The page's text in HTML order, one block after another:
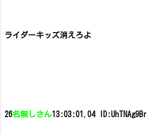
ライダーキッズ消えろよ
26名無しさん13:03:01.04 ID:UhTNAg9Br